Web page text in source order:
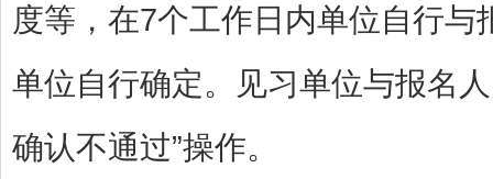
度等，在7个工作日内单位自行
单位自行确定。见习单位与报名
确认不通过”操作。